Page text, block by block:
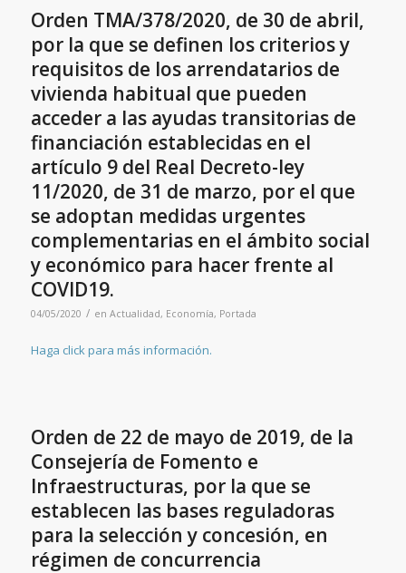
Orden TMA/378/2020, de 30 de abril,
por la que se definen los criterios y
requisitos de los arrendatarios de
vivienda habitual que pueden
acceder a las ayudas transitorias de
financiación establecidas en el
artículo 9 del Real Decreto-ley
11/2020, de 31 de marzo, por el que
se adoptan medidas urgentes
complementarias en el ámbito social
y económico para hacer frente al
COVID19.
04/05/2020 / en Actualidad, Economía, Portada
Haga click para más información.
Orden de 22 de mayo de 2019, de la
Consejería de Fomento e
Infraestructuras, por la que se
establecen las bases reguladoras
para la selección y concesión, en
régimen de concurrencia